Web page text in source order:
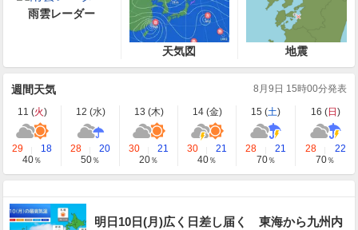
雨雲レーダー
天気図 地震
週間天気 8月9日 15時00分発表
11 (火) 12 (水) 13 (木) 14 (金) 15 (土) 16 (日 )
29
18
40％
28
20
50％
30
21
20％
30
21
40％
28
21
70％
28
22
70％
明日10日(月)広く日差し届く 東海から九州内